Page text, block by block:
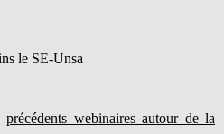
le SE-Unsa
précédents webinaires autour de la